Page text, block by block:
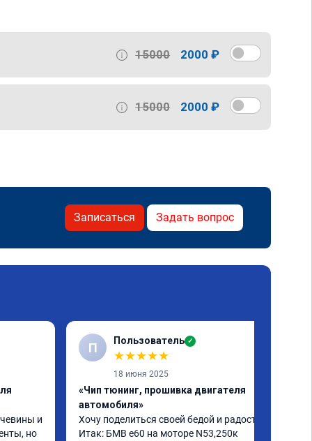
15000 2000 ₽
15000 2000 ₽
Записаться Задать вопрос
и
но
П Пользователь ✓
★★★★★
18 июня 2025
«Чип тюнинг, прошивка двигателя
автомобиля»
Хочу поделиться своей бедой и радостью.
Итак: БМВ е60 на моторе N53,250к